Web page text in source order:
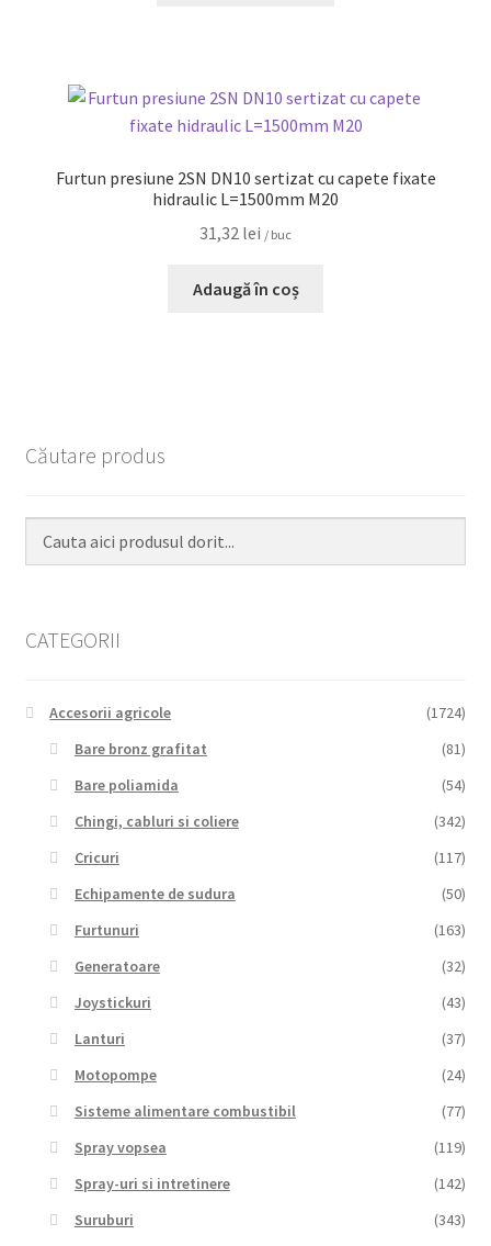
Furtun presiune 2SN DN10 sertizat cu capete fixate
hidraulic L=1500mm M20
31,32 lei / buc
Adaugă în coș
Căutare produs
CATEGORII
Accesorii agricole
(1724)
Bare bronz grafitat
(81)
Bare poliamida
(54)
Chingi, cabluri si coliere
(342)
Cricuri
(117)
Echipamente de sudura
(50)
Furtunuri
(163)
Generatoare
(32)
Joystickuri
(43)
Lanturi
(37)
Motopompe
(24)
Sisteme alimentare combustibil
(77)
Spray vopsea
(119)
Spray-uri si intretinere
(142)
Suruburi
(343)